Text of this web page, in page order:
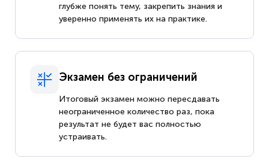
глубже понять тему, закрепить знания и
уверенно применять их на практике.
Экзамен без ограничений
Итоговый экзамен можно пересдавать
неограниченное количество раз, пока
результат не будет вас полностью
устраивать.